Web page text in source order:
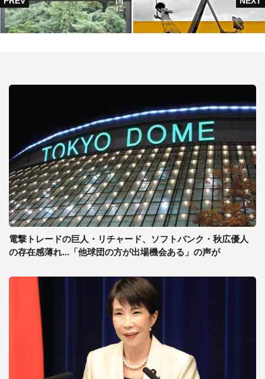
電撃トレードの巨人・リチャード、ソフトバンク・秋広優人
の存在感薄れ...「他球団の方が出場機会ある」の声が